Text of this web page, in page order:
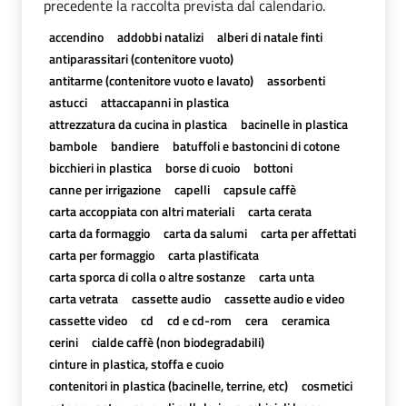
precedente la raccolta prevista dal calendario.
accendino addobbi natalizi
alberi di natale finti
antiparassitari (contenitore vuoto)
antitarme (contenitore vuoto e lavato)
assorbenti
astucci
attaccapanni in plastica
attrezzatura da cucina in plastica
bacinelle in plastica
bambole
bandiere
batuffoli e bastoncini di cotone
bicchieri in plastica
borse di cuoio
bottoni
canne per irrigazione
capelli
capsule caffè
carta accoppiata con altri materiali
carta cerata
carta da formaggio
carta da salumi
carta per affettati
carta per formaggio
carta plastificata
carta sporca di colla o altre sostanze
carta unta
carta vetrata
cassette audio
cassette audio e video
cassette video
cd cd e cd-rom cera
ceramica
cerini
cialde caffè (non biodegradabili)
cinture in plastica, stoffa e cuoio
contenitori in plastica (bacinelle, terrine, etc)
cosmetici